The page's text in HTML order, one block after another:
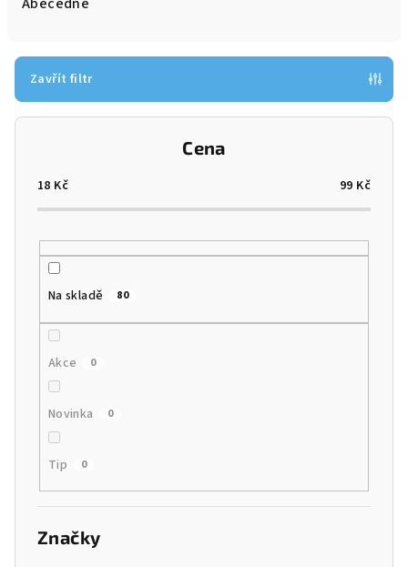
r
o
Zavřít filtr
Cena
18 Kč 99 Kč
Na skladě 80
Akce 0
Novinka 0
Tip 0
Značky